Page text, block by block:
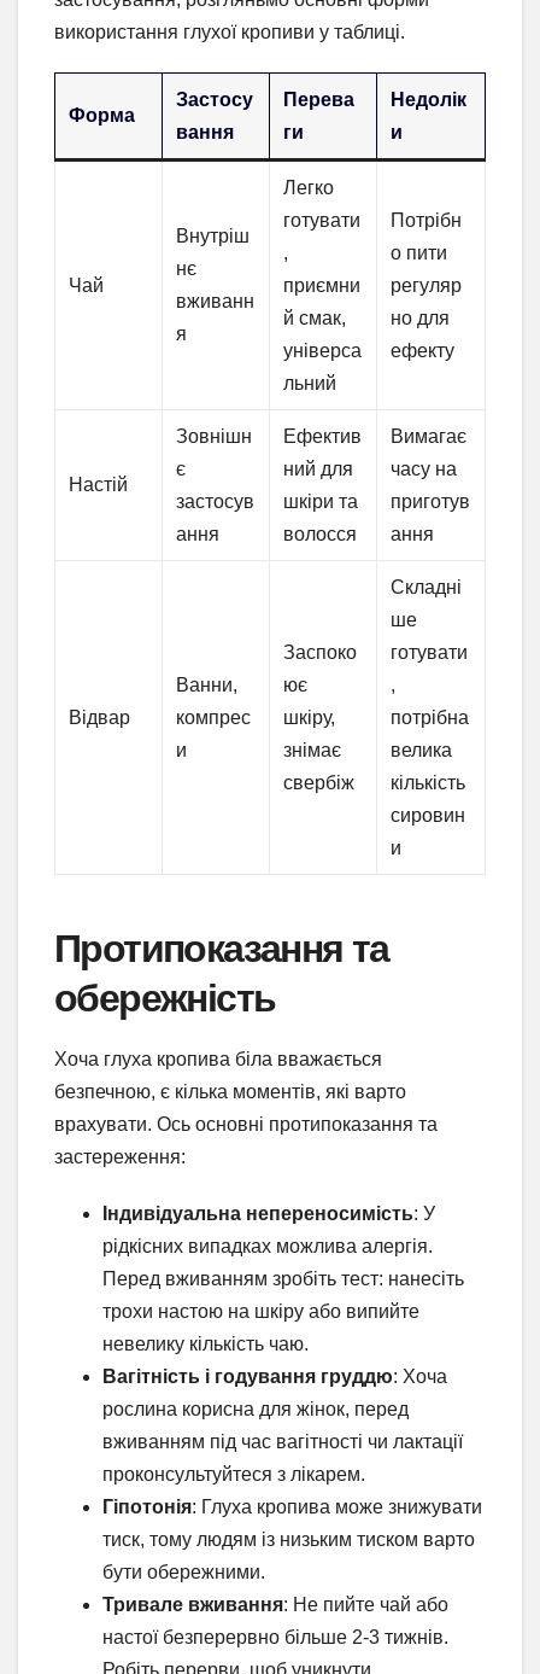
використання глухої кропиви у таблиці.
Форма
Застосу
вання
Перева
ги
Недолік
и
Чай
Внутріш
нє
вживанн
я
Легко
готувати
,
приємни
й смак,
універса
льний
Потрібн
о пити
регуляр
но для
ефекту
Настій
Зовнішн
є
застосув
ання
Ефектив
ний для
шкіри та
волосся
Вимагає
часу на
приготув
ання
Відвар
Ванни,
компрес
и
Заспоко
ює
шкіру,
знімає
свербіж
Складні
ше
готувати
,
потрібна
велика
кількість
сировин
и
Протипоказання та
обережність
Хоча глуха кропива біла вважається
безпечною, є кілька моментів, які варто
врахувати. Ось основні протипоказання та
застереження:
Індивідуальна непереносимість: У
рідкісних випадках можлива алергія.
Перед вживанням зробіть тест: нанесіть
трохи настою на шкіру або випийте
невелику кількість чаю.
Вагітність і годування груддю: Хоча
рослина корисна для жінок, перед
вживанням під час вагітності чи лактації
проконсультуйтеся з лікарем.
Гіпотонія: Глуха кропива може знижувати
тиск, тому людям із низьким тиском варто
бути обережними.
Тривале вживання: Не пийте чай або
настої безперервно більше 2-3 тижнів.